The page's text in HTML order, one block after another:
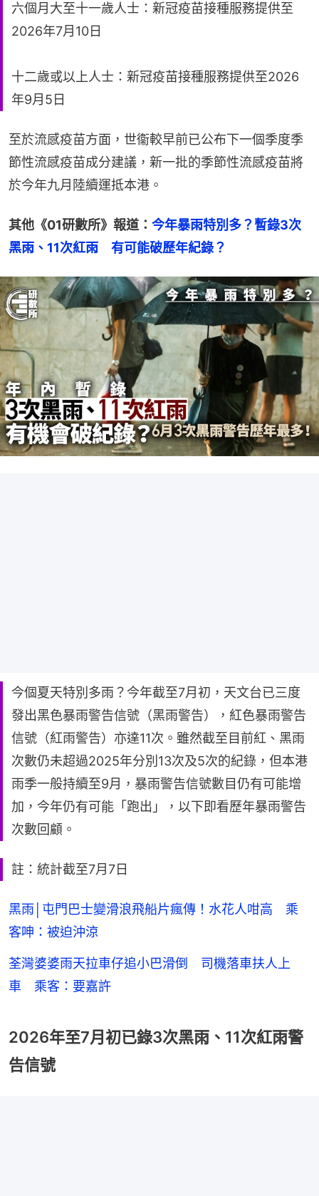
六個月大至十一歲人士：新冠疫苗接種服務提供至
2026年7月10日
十二歲或以上人士：新冠疫苗接種服務提供至2026
年9月5日
至於流感疫苗方面，世衞較早前已公布下一個季度季
節性流感疫苗成分建議，新一批的季節性流感疫苗將
於今年九月陸續運抵本港。
其他《01研數所》報道： 今年暴雨特別多？暫錄3次
黑雨、11次紅雨　有可能破歷年紀錄？
今個夏天特別多雨？今年截至7月初，天文台已三度
發出黑色暴雨警告信號（黑雨警告），紅色暴雨警告
信號（紅雨警告）亦達11次。雖然截至目前紅、黑雨
次數仍未超過2025年分別13次及5次的紀錄，但本港
雨季一般持續至9月，暴雨警告信號數目仍有可能增
加，今年仍有可能「跑出」，以下即看歷年暴雨警告
次數回顧。
註：統計截至7月7日
黑雨│屯門巴士變滑浪飛船片瘋傳！水花人咁高 乘
客呻：被迫沖涼
荃灣婆婆雨天拉車仔追小巴滑倒 司機落車扶人上
車 乘客：要嘉許
2026年至7月初已錄3次黑雨、11次紅雨警
告信號